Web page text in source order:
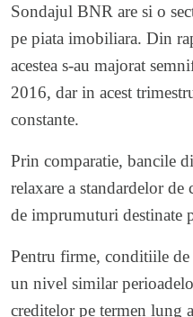
Sondajul BNR are si o
pe piata imobiliara. Din
acestea s-au majorat
2016, dar in acest
constante.
Prin comparatie, bancile
relaxare a standardelor
de imprumuturi destinate
Pentru firme, conditiile de
un nivel similar
creditelor pe termen lung